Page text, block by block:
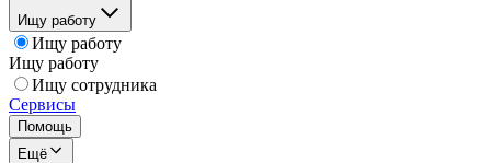
Ищу работу
Ищу работу
Ищу работу
Ищу сотрудника
Сервисы
Помощь
Ещё